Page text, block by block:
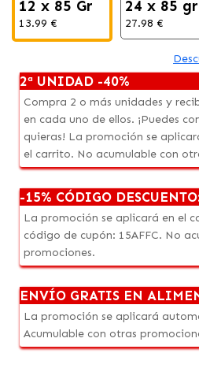
12 x 85 Gr
13.99 €
24 x 85 gr
27.98 €
2ª UNIDAD -40%
Compra 2 o más unidades y
en cada uno de ellos. ¡Puedes
quieras! La promoción se
el carrito. No acumulable con
-15% CÓDIGO
La promoción se aplicará en el
código de cupón: 15AFFC. No
promociones.
ENVÍO GRATIS EN
La promoción se aplicará
Acumulable con otras